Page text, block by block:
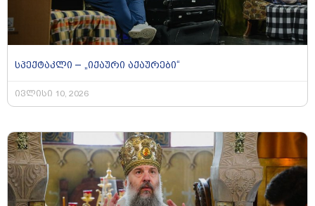
სპექტაკლი – „იქაური აქაურები“
ივლისი 10, 2026